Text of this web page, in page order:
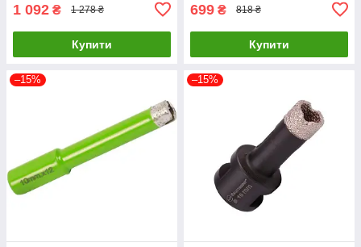
1 092 ₴ 1 278 ₴
Купити
699 ₴ 818 ₴
Купити
–15% –15%